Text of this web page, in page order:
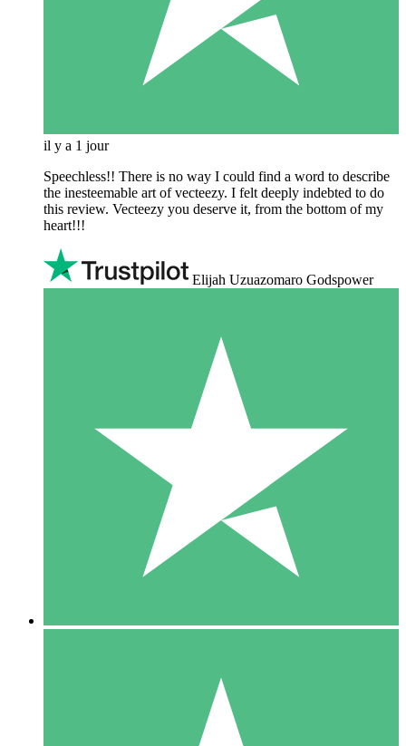
il y a 1 jour
Speechless!! There is no way I could find a word to describe
the inesteemable art of vecteezy. I felt deeply indebted to do
this review. Vecteezy you deserve it, from the bottom of my
heart!!!
Elijah Uzuazomaro Godspower